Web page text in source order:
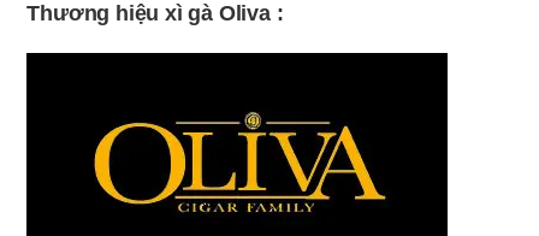
Thương hiệu xì gà Oliva :